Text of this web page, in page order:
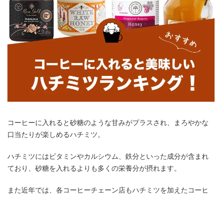
コーヒーに入れると砂糖のような甘みがプラスされ、まろやかな
口当たりが楽しめるハチミツ。
ハチミツにはビタミンやカルシウム、鉄分といった成分が含まれ
ており、砂糖を入れるよりも多くの栄養分が摂れます。
また近年では、各コーヒーチェーン店もハチミツを加えたコーヒ